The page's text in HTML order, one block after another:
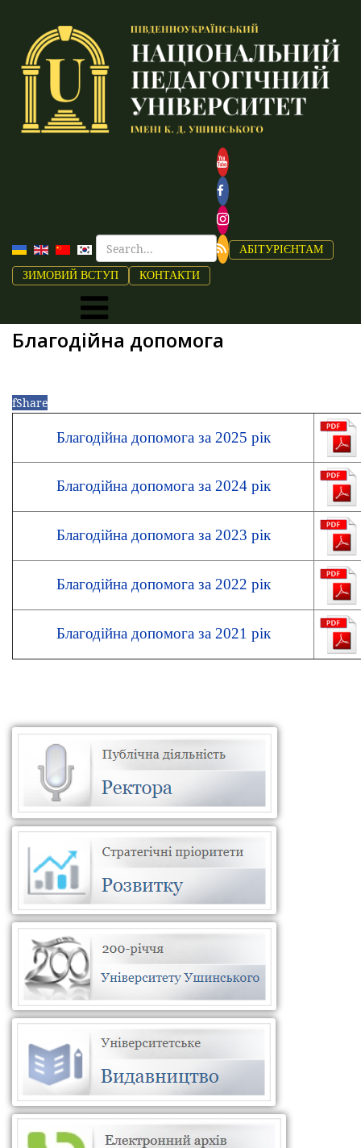
АБІТУРІЄНТАМ
ЗИМОВИЙ ВСТУП КОНТАКТИ
Благодійна допомога
fShare
Благодійна допомога за 2025 рік
Благодійна допомога за 2024 рік
Благодійна допомога за 2023 рік
Благодійна допомога за 2022 рік
Благодійна допомога за 2021 рік